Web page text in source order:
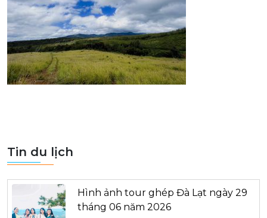
Tin du lịch
Hình ảnh tour ghép Đà Lạt ngày 29
tháng 06 năm 2026